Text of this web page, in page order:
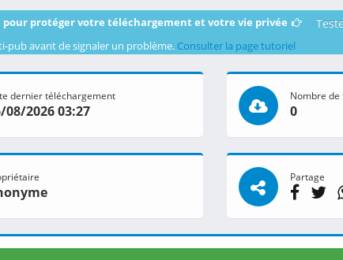
protéger votre téléchargement et votre vie privée
pub avant de signaler un problème. Consulter la page tutoriel
dernier téléchargement
08/2026 03:27
Nombre
0
Partage